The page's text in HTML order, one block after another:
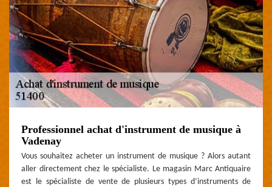
Professionnel achat d'instrument de musique à
Vadenay
Vous souhaitez acheter un instrument de musique ? Alors autant
aller directement chez le spécialiste. Le magasin Marc Antiquaire
est le spécialiste de vente de plusieurs types d’instruments de